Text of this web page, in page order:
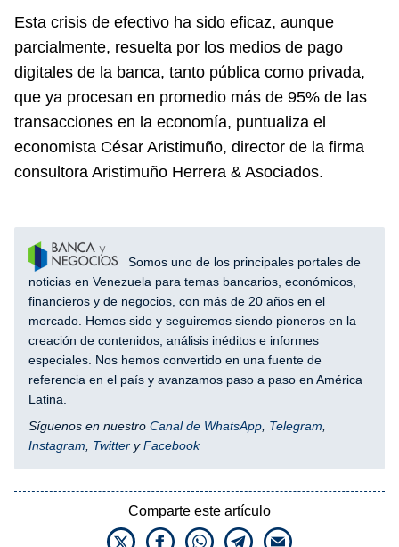
Esta crisis de efectivo ha sido eficaz, aunque
parcialmente, resuelta por los medios de pago
digitales de la banca, tanto pública como privada,
que ya procesan en promedio más de 95% de las
transacciones en la economía, puntualiza el
economista César Aristimuño, director de la firma
consultora Aristimuño Herrera & Asociados.
Somos uno de los principales portales de
noticias en Venezuela para temas bancarios, económicos,
financieros y de negocios, con más de 20 años en el
mercado. Hemos sido y seguiremos siendo pioneros en la
creación de contenidos, análisis inéditos e informes
especiales. Nos hemos convertido en una fuente de
referencia en el país y avanzamos paso a paso en América
Latina.
Síguenos en nuestro Canal de WhatsApp Telegram
Instagram
Twitter yFacebook
Comparte este artículo